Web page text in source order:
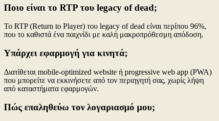
Ποιο είναι το RTP του legacy of dead;
Το RTP (Return to Player) του legacy of dead είναι περίπου 96%,
που το καθιστά ένα παιχνίδι με καλή μακροπρόθεσμη απόδοση.
Υπάρχει εφαρμογή για κινητά;
Διατίθεται mobile-optimized website ή progressive web app (PWA)
που μπορείτε να εκκινήσετε από τον περιηγητή σας, χωρίς λήψη
από καταστήματα εφαρμογών.
Πώς επαληθεύω τον λογαριασμό μου;